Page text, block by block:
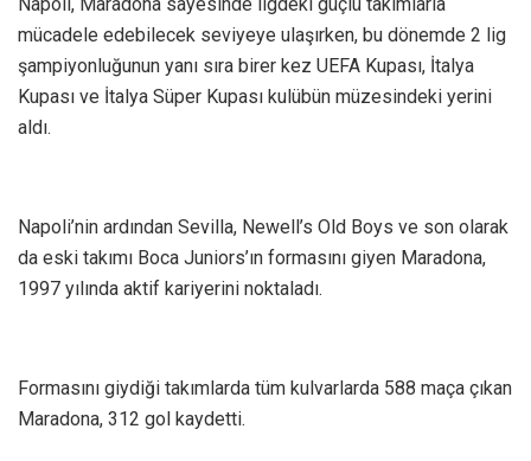
mücadele edebilecek seviyeye ulaşırken, bu dönemde 2 lig
şampiyonluğunun yanı sıra birer kez UEFA Kupası, İtalya
Kupası ve İtalya Süper Kupası kulübün müzesindeki yerini
aldı.
Napoli’nin ardından Sevilla, Newell’s Old Boys ve son olarak
da eski takımı Boca Juniors’ın formasını giyen Maradona,
1997 yılında aktif kariyerini noktaladı.
Formasını giydiği takımlarda tüm kulvarlarda 588 maça çıkan
Maradona, 312 gol kaydetti.